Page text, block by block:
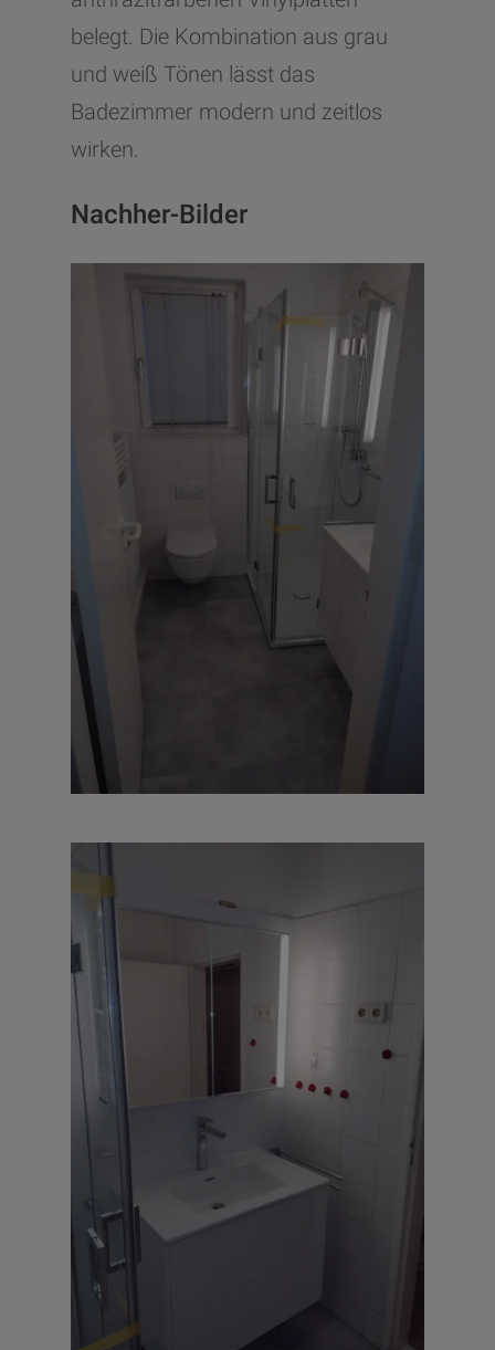
belegt. Die Kombination aus grau
und weiß Tönen lässt das
Badezimmer modern und zeitlos
wirken.
Nachher-Bilder